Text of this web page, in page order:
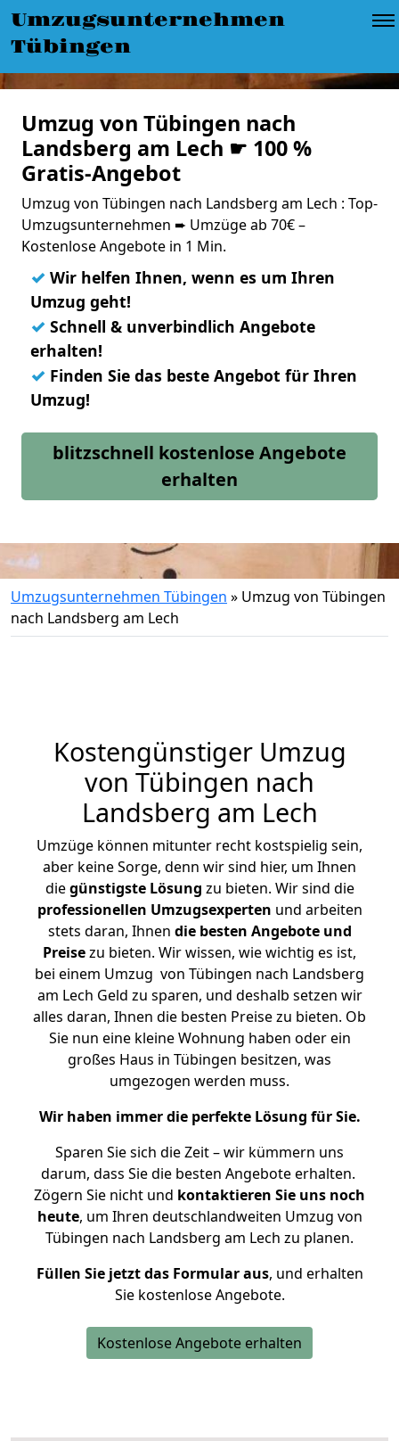
Umzugsunternehmen
Tübingen
Umzug von Tübingen nach
Landsberg am Lech ☛ 100 %
Gratis-Angebot
Umzug von Tübingen nach Landsberg am Lech : Top-
Umzugsunternehmen ➨ Umzüge ab 70€ –
Kostenlose Angebote in 1 Min.
✓ Wir helfen Ihnen, wenn es um Ihren
Umzug geht!
✓ Schnell & unverbindlich Angebote
erhalten!
✓ Finden Sie das beste Angebot für Ihren
Umzug!
blitzschnell kostenlose Angebote
erhalten
Umzugsunternehmen Tübingen » Umzug von Tübingen
nach Landsberg am Lech
Kostengünstiger Umzug
von Tübingen nach
Landsberg am Lech
Umzüge können mitunter recht kostspielig sein,
aber keine Sorge, denn wir sind hier, um Ihnen
diegünstigste Lösung zu bieten. Wir sind die
professionellen Umzugsexperten und arbeiten
stets daran, Ihnen die besten Angebote und
Preisezu bieten. Wir wissen, wie wichtig es ist,
bei einem Umzug von Tübingen nach Landsberg
am Lech Geld zu sparen, und deshalb setzen wir
alles daran, Ihnen die besten Preise zu bieten. Ob
Sie nun eine kleine Wohnung haben oder ein
großes Haus in Tübingen besitzen, was
umgezogen werden muss.
Wir haben immer die perfekte Lösung für Sie.
Sparen Sie sich die Zeit – wir kümmern uns
darum, dass Sie die besten Angebote erhalten.
Zögern Sie nicht und kontaktieren Sie uns noch
heute, um Ihren deutschlandweiten Umzug von
Tübingen nach Landsberg am Lech zu planen.
Füllen Sie jetzt das Formular aus, und erhalten
Sie kostenlose Angebote.
Kostenlose Angebote erhalten